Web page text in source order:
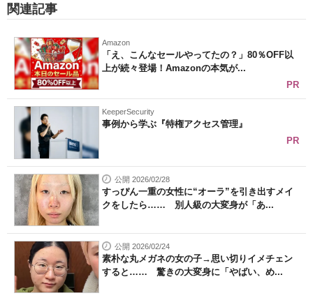
関連記事
Amazon
「え、こんなセールやってたの？」80％OFF以
上が続々登場！Amazonの本気が...
PR
KeeperSecurity
事例から学ぶ『特権アクセス管理』
PR
公開 2026/02/28
すっぴん一重の女性に“オーラ”を引き出すメイ
クをしたら…… 別人級の大変身が「あ...
公開 2026/02/24
素朴な丸メガネの女の子→思い切りイメチェン
すると…… 驚きの大変身に「やばい、め...